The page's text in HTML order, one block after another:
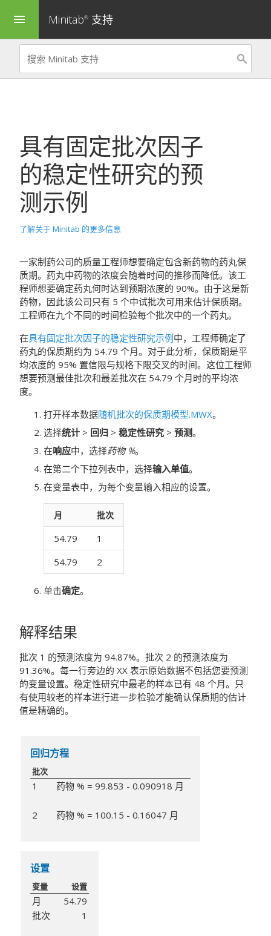
menu Minitab® 支持
具有固定批次因子
的稳定性研究的预
测示例
了解关于 Minitab 的更多信息
一家制药公司的质量工程师想要确定包含新药物的药丸保
质期。药丸中药物的浓度会随着时间的推移而降低。该工
程师想要确定药丸何时达到预期浓度的 90%。由于这是新
药物，因此该公司只有 5 个中试批次可用来估计保质期。
工程师在九个不同的时间检验每个批次中的一个药丸。
在具有固定批次因子的稳定性研究示例中，工程师确定了
药丸的保质期约为 54.79 个月。对于此分析，保质期是平
均浓度的 95% 置信限与规格下限交叉的时间。这位工程师
想要预测最佳批次和最差批次在 54.79 个月时的平均浓
度。
打开样本数据随机批次的保质期模型.MWX。
选择统计 > 回归 > 稳定性研究 > 预测。
在响应中，选择药物 %。
在第二个下拉列表中，选择输入单值。
在变量表中，为每个变量输入相应的设置。
月 批次
54.79
1
54.79
2
单击确定。
解释结果
批次 1 的预测浓度为 94.87%。批次 2 的预测浓度为
91.36%。每一行旁边的 XX 表示原始数据不包括您要预测
的变量设置。稳定性研究中最老的样本已有 48 个月。只
有使用较老的样本进行进一步检验才能确认保质期的估计
值是精确的。
回归方程
批次
1 药物 % = 99.853 - 0.090918 月
2 药物 % = 100.15 - 0.16047 月
设置
变量 设置
月
54.79
批次
1